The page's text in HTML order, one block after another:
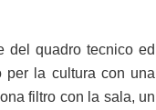
del quadro tecnico ed
per la cultura con una
filtro con la sala, un